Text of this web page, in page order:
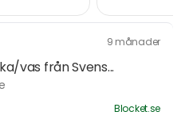
9 månader
vas från Svens...
Blocket.se